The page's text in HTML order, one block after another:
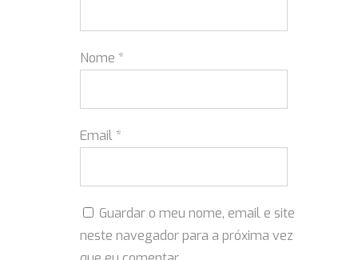
Nome *
Email *
Guardar o meu nome, email e site
neste navegador para a próxima vez